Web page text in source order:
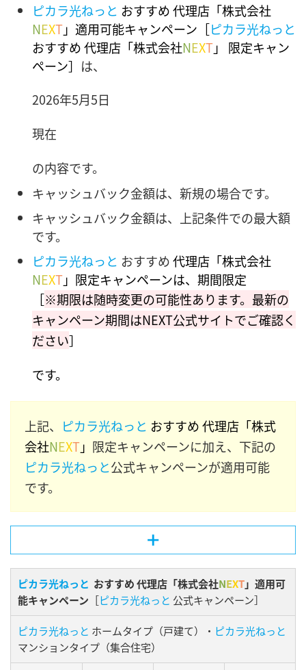
ピカラ光ねっと おすすめ 代理店「株式会社
NEXT」適用可能キャンペーン［ピカラ光ねっと
おすすめ 代理店「株式会社NEXT」 限定キャン
ペーン］ は、
2026年5月5日
現在
の内容です。
キャッシュバック金額は、新規の場合です。
キャッシュバック金額は、上記条件での最大額
です。
ピカラ光ねっと おすすめ代理店「株式会社
NEXT」限定キャンペーンは、期間限定
［※期限は随時変更の可能性あります。最新の
キャンペーン期間はNEXT公式サイトでご確認く
ださい］
です。
上記、 ピカラ光ねっと おすすめ 代理店「株式
会社NEXT」 限定キャンペーンに加え、下記の
ピカラ光ねっと公式キャンペーンが適用可能
です。
ピカラ光ねっと おすすめ 代理店「株式会社NEXT」適用可
能キャンペーン ［ピカラ光ねっと 公式キャンペーン］
ピカラ光ねっと ホームタイプ（戸建て）・ ピカラ光ねっと
マンションタイプ（集合住宅）